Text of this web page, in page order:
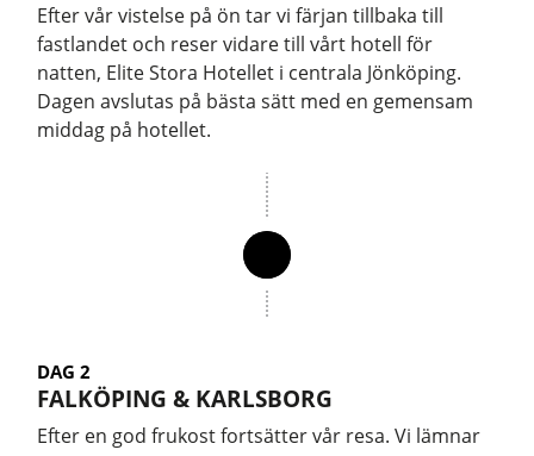
Efter vår vistelse på ön tar vi färjan tillbaka till
fastlandet och reser vidare till vårt hotell för
natten, Elite Stora Hotellet i centrala Jönköping.
Dagen avslutas på bästa sätt med en gemensam
middag på hotellet.
DAG 2
FALKÖPING & KARLSBORG
Efter en god frukost fortsätter vår resa. Vi lämnar